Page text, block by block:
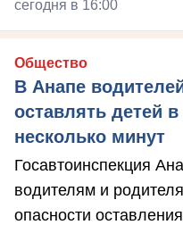
сегодня в 16:00
Общество
В Анапе
оставлять детей
несколько минут
Госавтоинспекция
водителям и
опасности